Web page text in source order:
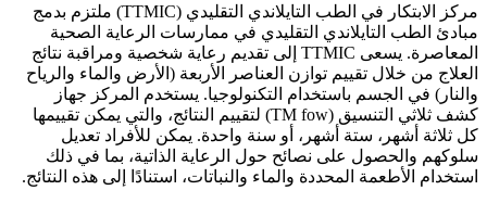
مركز الابتكار في الطب التايلاندي التقليدي (TTMIC) ملتزم بدمج
مبادئ الطب التايلاندي التقليدي في ممارسات الرعاية الصحية
المعاصرة. يسعى TTMIC إلى تقديم رعاية شخصية ومراقبة نتائج
العلاج من خلال تقييم توازن العناصر الأربعة (الأرض والماء والرياح
والنار) في الجسم باستخدام التكنولوجيا. يستخدم المركز جهاز
كشف ثلاثي التنسيق (TM fow) لتقييم النتائج، والتي يمكن تقييمها
كل ثلاثة أشهر، ستة أشهر، أو سنة واحدة. يمكن للأفراد تعديل
سلوكهم والحصول على نصائح حول الرعاية الذاتية، بما في ذلك
استخدام الأطعمة المحددة والماء والنباتات، استنادًا إلى هذه النتائج.